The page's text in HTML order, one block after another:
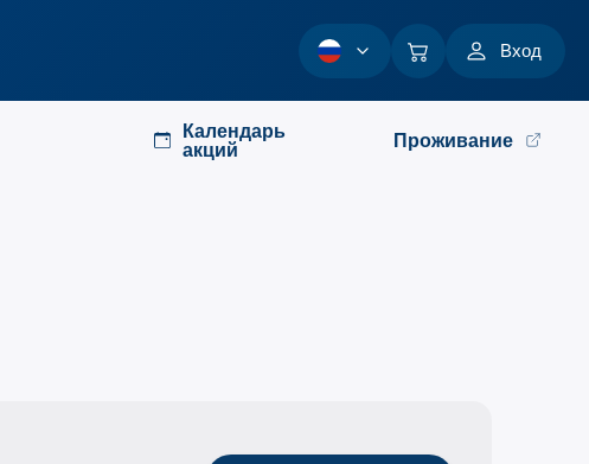
Вход
Календарь
акций Проживание